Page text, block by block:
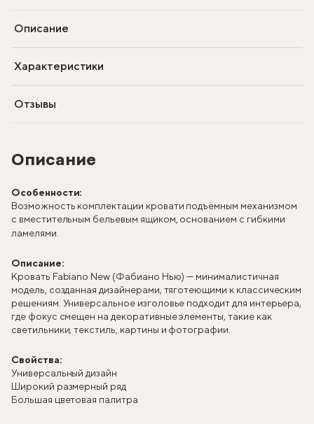
Описание
Особенности:
Возможность комплектации кровати подъёмным механизмом
с вместительным бельевым ящиком, основанием с гибкими
ламелями.
Описание:
Кровать Fabiano New (Фабиано Нью) — минималистичная
модель, созданная дизайнерами, тяготеющими к классическим
решениям. Универсальное изголовье подходит для интерьера,
где фокус смещен на декоративные элементы, такие как
светильники, текстиль, картины и фотографии.
Свойства:
Универсальный дизайн
Широкий размерный ряд
Большая цветовая палитра
Описание
Характеристики
Отзывы